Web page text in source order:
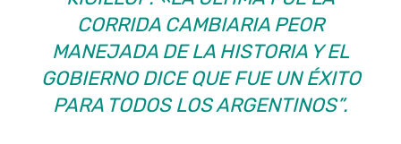
CORRIDA CAMBIARIA PEOR
MANEJADA DE LA HISTORIA Y EL
GOBIERNO DICE QUE FUE UN ÉXITO
PARA TODOS LOS ARGENTINOS”.